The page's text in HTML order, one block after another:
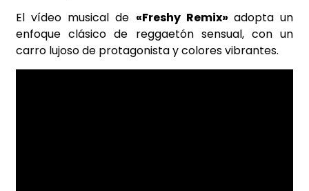
El vídeo musical de «Freshy Remix» adopta un
enfoque clásico de reggaetón sensual, con un
carro lujoso de protagonista y colores vibrantes.